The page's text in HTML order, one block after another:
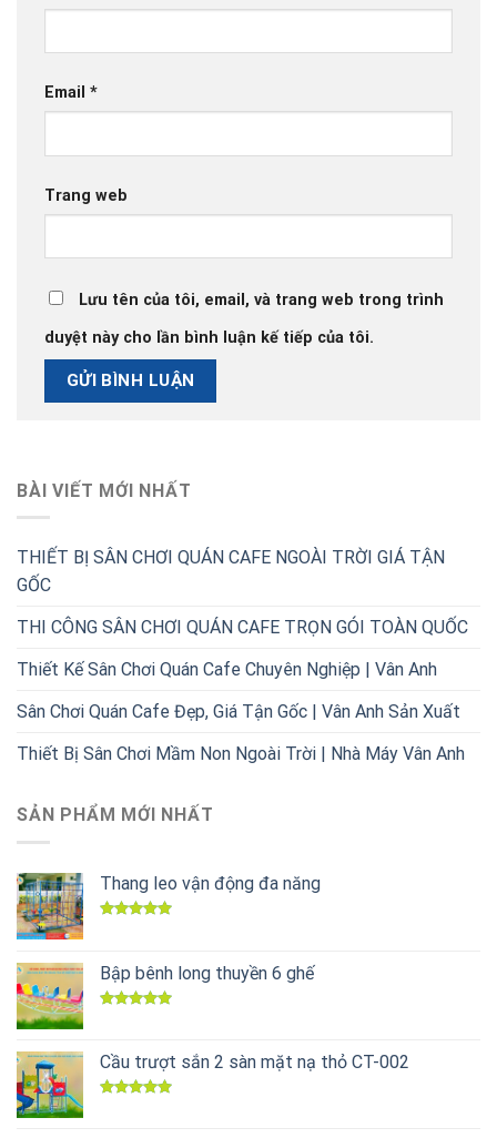
Email *
Trang web
Lưu tên của tôi, email, và trang web trong trình
duyệt này cho lần bình luận kế tiếp của tôi.
BÀI VIẾT MỚI NHẤT
THIẾT BỊ SÂN CHƠI QUÁN CAFE NGOÀI TRỜI GIÁ TẬN
GỐC
THI CÔNG SÂN CHƠI QUÁN CAFE TRỌN GÓI TOÀN QUỐC
Thiết Kế Sân Chơi Quán Cafe Chuyên Nghiệp | Vân Anh
Sân Chơi Quán Cafe Đẹp, Giá Tận Gốc | Vân Anh Sản Xuất
Thiết Bị Sân Chơi Mầm Non Ngoài Trời | Nhà Máy Vân Anh
SẢN PHẨM MỚI NHẤT
Thang leo vận động đa năng
Bập bênh long thuyền 6 ghế
Cầu trượt sắn 2 sàn mặt nạ thỏ CT-002